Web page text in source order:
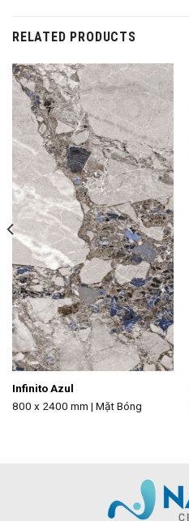
RELATED PRODUCTS
Add to
wishlist
Infinito Azul
800 x 2400 mm | Mặt Bóng